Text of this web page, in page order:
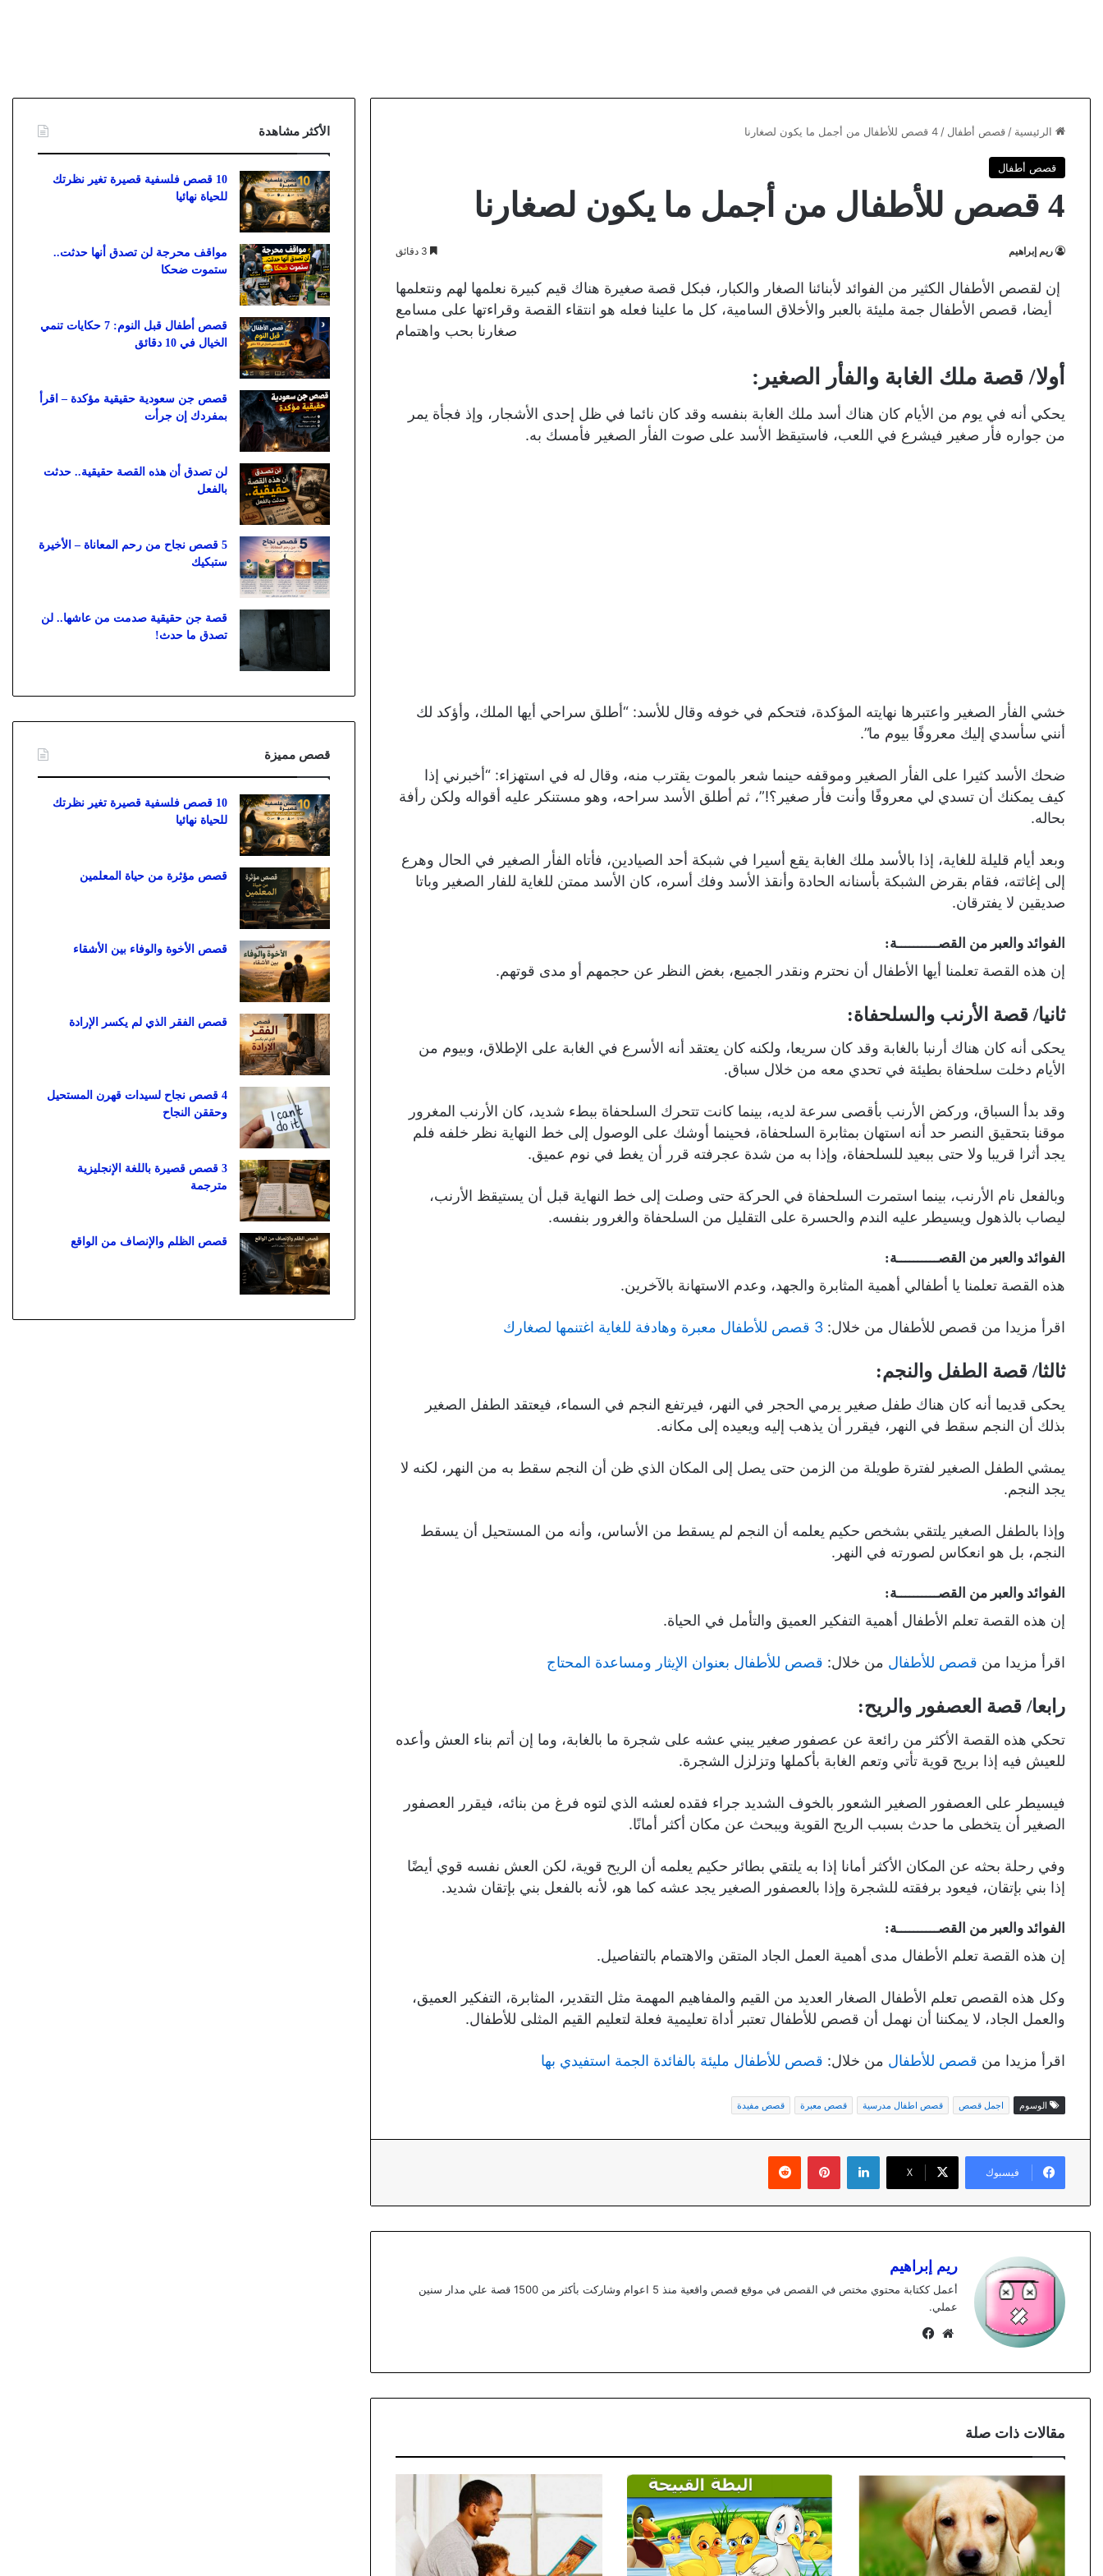
الرئيسية / قصص أطفال / 4 قصص للأطفال من أجمل ما يكون لصغارنا
قصص أطفال
4 قصص للأطفال من أجمل ما يكون لصغارنا
ريم إبراهيم
إن لقصص الأطفال الكثير من الفوائد لأبنائنا الصغار والكبار، فبكل قصة صغيرة هناك قيم كبيرة نعلمها لهم ونتعلمها
أيضا، قصص الأطفال جمة مليئة بالعبر والأخلاق السامية، كل ما علينا فعله هو انتقاء القصة وقراءتها على مسامع
صغارنا بحب واهتمام
أولا/ قصة ملك الغابة والفأر الصغير:
يحكي أنه في يوم من الأيام كان هناك أسد ملك الغابة بنفسه وقد كان نائما في ظل إحدى الأشجار، وإذ فجأة يمر
من جواره فأر صغير فيشرع في اللعب، فاستيقظ الأسد على صوت الفأر الصغير فأمسك به.
خشي الفأر الصغير واعتبرها نهايته المؤكدة، فتحكم في خوفه وقال للأسد: “أطلق سراحي أيها الملك، وأؤكد لك
أنني سأسدي إليك معروفًا بيوم ما”.
ضحك الأسد كثيرا على الفأر الصغير وموقفه حينما شعر بالموت يقترب منه، وقال له في استهزاء: “أخبرني إذا
كيف يمكنك أن تسدي لي معروفًا وأنت فأر صغير؟!”، ثم أطلق الأسد سراحه، وهو مستنكر عليه أقواله ولكن رأفة
بحاله.
وبعد أيام قليلة للغاية، إذا بالأسد ملك الغابة يقع أسيرا في شبكة أحد الصيادين، فأتاه الفأر الصغير في الحال وهرع
إلى إغاثته، فقام بقرض الشبكة بأسنانه الحادة وأنقذ الأسد وفك أسره، كان الأسد ممتن للغاية للفار الصغير وباتا
صديقين لا يفترقان.
الفوائد والعبر من القصــــــــــة:
إن هذه القصة تعلمنا أيها الأطفال أن نحترم ونقدر الجميع، بغض النظر عن حجمهم أو مدى قوتهم.
ثانيا/ قصة الأرنب والسلحفاة:
يحكى أنه كان هناك أرنبا بالغابة وقد كان سريعا، ولكنه كان يعتقد أنه الأسرع في الغابة على الإطلاق، وبيوم من
الأيام دخلت سلحفاة بطيئة في تحدي معه من خلال سباق.
وقد بدأ السباق، وركض الأرنب بأقصى سرعة لديه، بينما كانت تتحرك السلحفاة ببطء شديد، كان الأرنب المغرور
موقنا بتحقيق النصر حد أنه استهان بمثابرة السلحفاة، فحينما أوشك على الوصول إلى خط النهاية نظر خلفه فلم
يجد أثرا قريبا ولا حتى ببعيد للسلحفاة، وإذا به من شدة عجرفته قرر أن يغط في نوم عميق.
وبالفعل نام الأرنب، بينما استمرت السلحفاة في الحركة حتى وصلت إلى خط النهاية قبل أن يستيقظ الأرنب،
ليصاب بالذهول ويسيطر عليه الندم والحسرة على التقليل من السلحفاة والغرور بنفسه.
الفوائد والعبر من القصــــــــــة:
هذه القصة تعلمنا يا أطفالي أهمية المثابرة والجهد، وعدم الاستهانة بالآخرين.
اقرأ مزيدا من قصص للأطفال من خلال: 3 قصص للأطفال معبرة وهادفة للغاية اغتنمها لصغارك
ثالثا/ قصة الطفل والنجم:
يحكى قديما أنه كان هناك طفل صغير يرمي الحجر في النهر، فيرتفع النجم في السماء، فيعتقد الطفل الصغير
بذلك أن النجم سقط في النهر، فيقرر أن يذهب إليه ويعيده إلى مكانه.
يمشي الطفل الصغير لفترة طويلة من الزمن حتى يصل إلى المكان الذي ظن أن النجم سقط به من النهر، لكنه لا
يجد النجم.
وإذا بالطفل الصغير يلتقي بشخص حكيم يعلمه أن النجم لم يسقط من الأساس، وأنه من المستحيل أن يسقط
النجم، بل هو انعكاس لصورته في النهر.
الفوائد والعبر من القصــــــــــة:
إن هذه القصة تعلم الأطفال أهمية التفكير العميق والتأمل في الحياة.
اقرأ مزيدا من قصص للأطفال من خلال: قصص للأطفال بعنوان الإيثار ومساعدة المحتاج
رابعا/ قصة العصفور والريح:
تحكي هذه القصة الأكثر من رائعة عن عصفور صغير يبني عشه على شجرة ما بالغابة، وما إن أتم بناء العش وأعده
للعيش فيه إذا بريح قوية تأتي وتعم الغابة بأكملها وتزلزل الشجرة.
فيسيطر على العصفور الصغير الشعور بالخوف الشديد جراء فقده لعشه الذي لتوه فرغ من بنائه، فيقرر العصفور
الصغير أن يتخطى ما حدث بسبب الريح القوية ويبحث عن مكان أكثر أمانًا.
وفي رحلة بحثه عن المكان الأكثر أمانا إذا به يلتقي بطائر حكيم يعلمه أن الريح قوية، لكن العش نفسه قوي أيضًا
إذا بني بإتقان، فيعود برفقته للشجرة وإذا بالعصفور الصغير يجد عشه كما هو، لأنه بالفعل بني بإتقان شديد.
الفوائد والعبر من القصــــــــــة:
إن هذه القصة تعلم الأطفال مدى أهمية العمل الجاد المتقن والاهتمام بالتفاصيل.
وكل هذه القصص تعلم الأطفال الصغار العديد من القيم والمفاهيم المهمة مثل التقدير، المثابرة، التفكير العميق،
والعمل الجاد، لا يمكننا أن نهمل أن قصص للأطفال تعتبر أداة تعليمية فعلة لتعليم القيم المثلى للأطفال.
اقرأ مزيدا من قصص للأطفال من خلال: قصص للأطفال مليئة بالفائدة الجمة استفيدي بها
الوسوم اجمل قصص قصص اطفال مدرسية قصص معبرة قصص مفيدة
فيسبوك X
لينكدإن بينتيريست
ريم إبراهيم
أعمل ككتابة محتوي مختص في القصص في موقع قصص واقعية منذ 5 اعوام وشاركت بأكثر من 1500 قصة علي مدار سنين
عملي.
موقع
مقالات ذات صلة
الأكثر مشاهدة
10 قصص فلسفية قصيرة تغير نظرتك
للحياة نهائيا
مواقف محرجة لن تصدق أنها حدثت..
ستموت ضحكا
قصص أطفال قبل النوم: 7 حكايات تنمي
الخيال في 10 دقائق
قصص جن سعودية حقيقية مؤكدة – اقرأ
بمفردك إن جرأت
لن تصدق أن هذه القصة حقيقية.. حدثت
بالفعل
5 قصص نجاح من رحم المعاناة – الأخيرة
ستبكيك
قصة جن حقيقية صدمت من عاشها.. لن
تصدق ما حدث!
قصص مميزة
10 قصص فلسفية قصيرة تغير نظرتك
للحياة نهائيا
قصص مؤثرة من حياة المعلمين
قصص الأخوة والوفاء بين الأشقاء
قصص الفقر الذي لم يكسر الإرادة
4 قصص نجاح لسيدات قهرن المستحيل
وحققن النجاح
3 قصص قصيرة باللغة الإنجليزية
مترجمة
قصص الظلم والإنصاف من الواقع